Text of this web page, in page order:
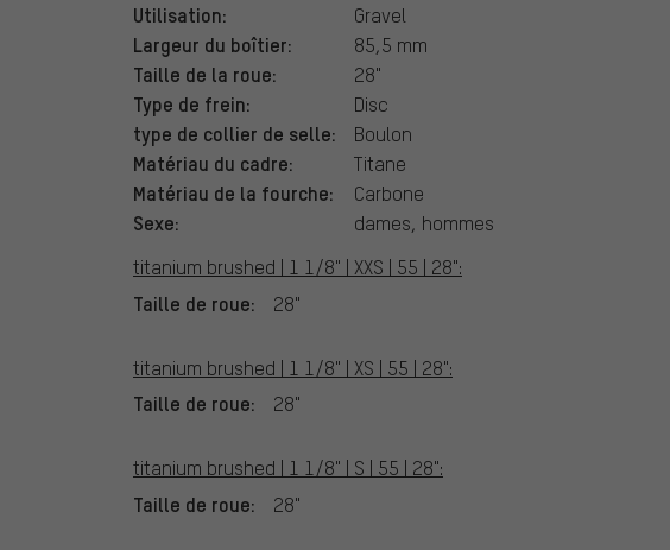
Utilisation: Gravel
Largeur du boîtier: 85,5 mm
Taille de la roue: 28"
Type de frein: Disc
type de collier de selle: Boulon
Matériau du cadre: Titane
Matériau de la fourche: Carbone
Sexe:
dames, hommes
titanium brushed | 1 1/8" | XXS | 55 | 28":
Taille de roue: 28"
titanium brushed | 1 1/8" | XS | 55 | 28":
Taille de roue: 28"
titanium brushed | 1 1/8" | S | 55 | 28":
Taille de roue: 28"